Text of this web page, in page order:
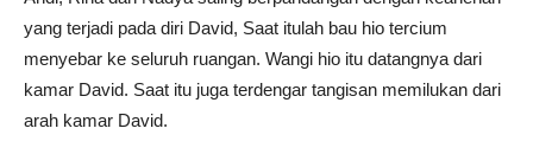
yang terjadi pada diri David, Saat itulah bau hio tercium
menyebar ke seluruh ruangan. Wangi hio itu datangnya dari
kamar David. Saat itu juga terdengar tangisan memilukan dari
arah kamar David.